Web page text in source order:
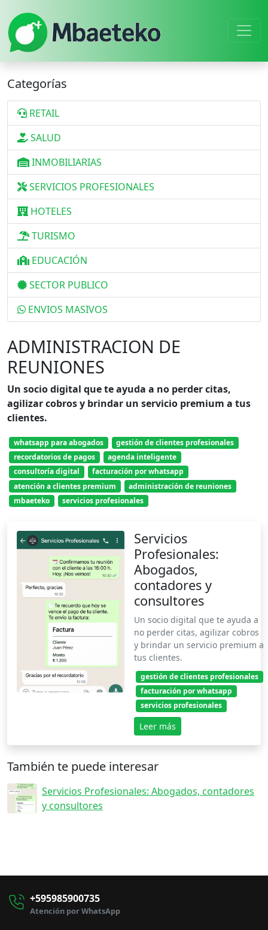
Categorías
RETAIL
SALUD
INMOBILIARIAS
SERVICIOS PROFESIONALES
HOTELES
TURISMO
EDUCACIÓN
SECTOR PUBLICO
ENVIOS MASIVOS
ADMINISTRACION DE
REUNIONES
Un socio digital que te ayuda a no perder citas,
agilizar cobros y brindar un servicio premium a tus
clientes.
whatsapp para abogados
gestión de clientes profesionales
recordatorios de pagos
agenda inteligente
consultoría digital
facturación por whatsapp
atención a clientes premium
administración de reuniones
mbaeteko
servicios profesionales
Servicios
Profesionales:
Abogados,
contadores y
consultores
Un socio digital que te ayuda a
no perder citas, agilizar cobros
y brindar un servicio premium a
tus clientes.
gestión de clientes profesionales
facturación por whatsapp
servicios profesionales
Leer más
También te puede interesar
Servicios Profesionales: Abogados, contadores
y consultores
+595985900735
Atención por WhatsApp